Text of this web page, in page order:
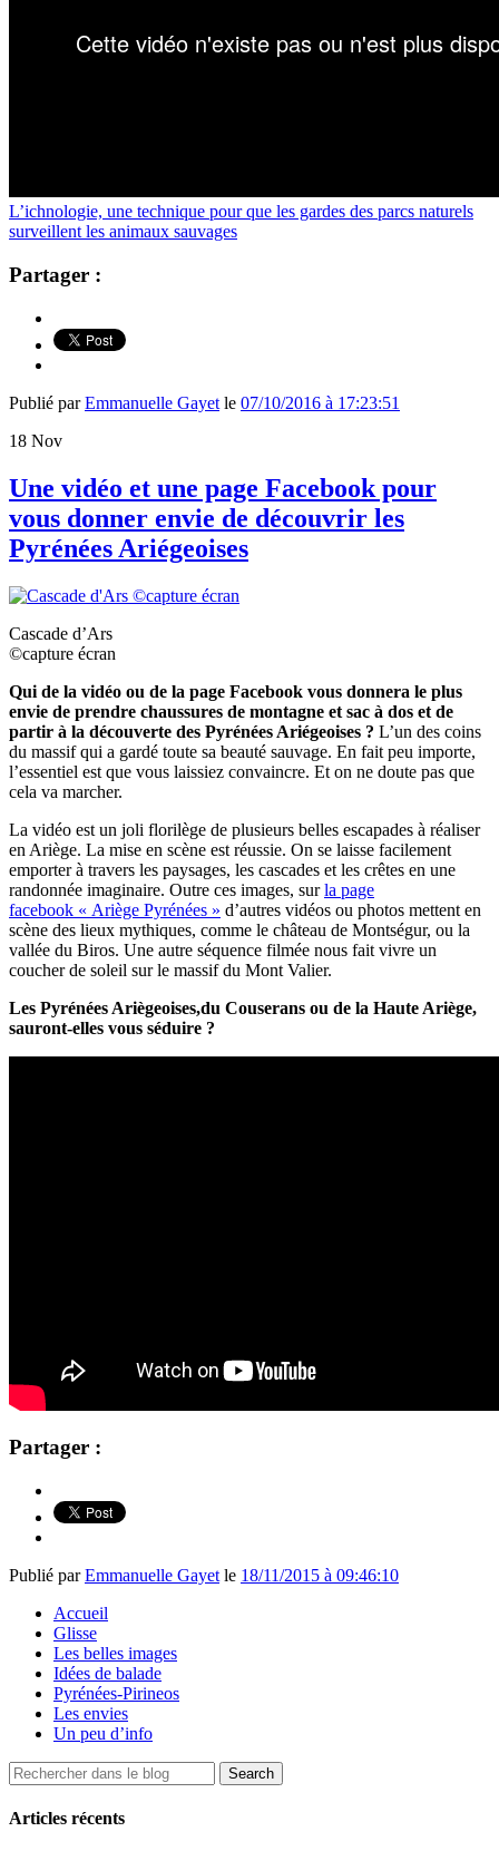
L’ichnologie, une technique pour que les gardes des parcs naturels
surveillent les animaux sauvages
Partager :
Publié parEmmanuelle Gayet le 07/10/2016 à 17:23:51
18 Nov
Une vidéo et une page Facebook pour
vous donner envie de découvrir les
Pyrénées Ariégeoises
Cascade d’Ars
©capture écran
Qui de la vidéo ou de la page Facebook vous donnera le plus
envie de prendre chaussures de montagne et sac à dos et de
partir à la découverte des Pyrénées Ariégeoises ? L’un des coins
du massif qui a gardé toute sa beauté sauvage. En fait peu importe,
l’essentiel est que vous laissiez convaincre. Et on ne doute pas que
cela va marcher.
La vidéo est un joli florilège de plusieurs belles escapades à réaliser
en Ariège. La mise en scène est réussie. On se laisse facilement
emporter à travers les paysages, les cascades et les crêtes en une
randonnée imaginaire. Outre ces images, surla page
facebook « Ariège Pyrénées » d’autres vidéos ou photos mettent en
scène des lieux mythiques, comme le château de Montségur, ou la
vallée du Biros. Une autre séquence filmée nous fait vivre un
coucher de soleil sur le massif du Mont Valier.
Les Pyrénées Ariègeoises,du Couserans ou de la Haute Ariège,
sauront-elles vous séduire ?
Partager :
Publié parEmmanuelle Gayet le 18/11/2015 à 09:46:10
Accueil
Glisse
Les belles images
Idées de balade
Pyrénées-Pirineos
Les envies
Un peu d’info
Articles récents